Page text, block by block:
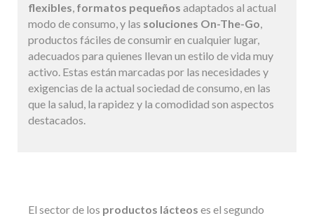
flexibles, formatos pequeños adaptados al actual
modo de consumo, y las soluciones On-The-Go,
productos fáciles de consumir en cualquier lugar,
adecuados para quienes llevan un estilo de vida muy
activo. Estas están marcadas por las necesidades y
exigencias de la actual sociedad de consumo, en las
que la salud, la rapidez y la comodidad son aspectos
destacados.
El sector de los productos lácteos es el segundo